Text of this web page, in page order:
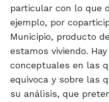
particular con lo que
ejemplo, por
Municipio, producto
estamos viviendo.
conceptuales en las
equivoca y sobre las
su análisis, que